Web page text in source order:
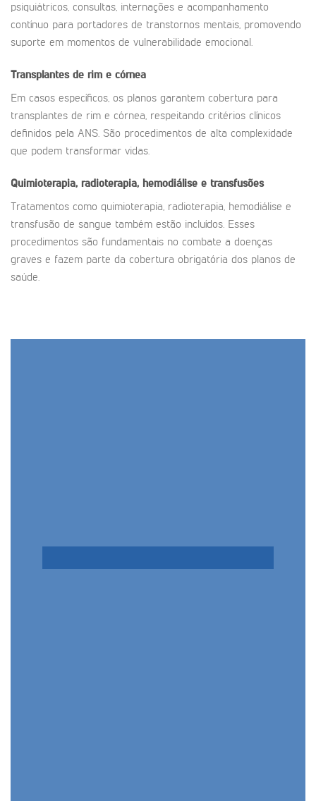
psiquiátricos, consultas, internações e acompanhamento
contínuo para portadores de transtornos mentais, promovendo
suporte em momentos de vulnerabilidade emocional.
Transplantes de rim e córnea
Em casos específicos, os planos garantem cobertura para
transplantes de rim e córnea, respeitando critérios clínicos
definidos pela ANS. São procedimentos de alta complexidade
que podem transformar vidas.
Quimioterapia, radioterapia, hemodiálise e transfusões
Tratamentos como quimioterapia, radioterapia, hemodiálise e
transfusão de sangue também estão incluídos. Esses
procedimentos são fundamentais no combate a doenças
graves e fazem parte da cobertura obrigatória dos planos de
saúde.